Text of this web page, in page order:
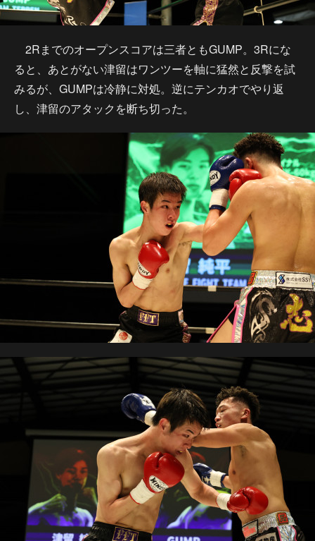
2Rまでのオープンスコアは三者ともGUMP。3Rにな
ると、あとがない津留はワンツーを軸に猛然と反撃を試
みるが、GUMPは冷静に対処。逆にテンカオでやり返
し、津留のアタックを断ち切った。